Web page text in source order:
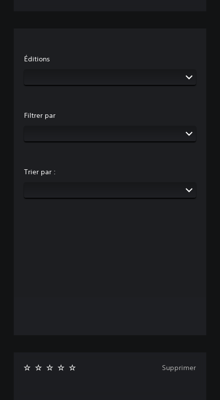
Éditions
Filtrer par
Trier par :
Supprimer